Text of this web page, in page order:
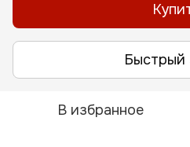
Быстрый
В избранное